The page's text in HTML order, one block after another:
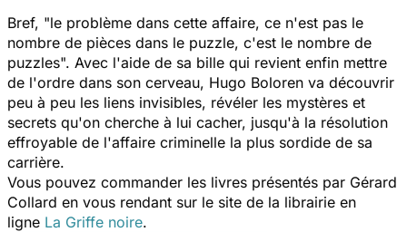
Bref, "le problème dans cette affaire, ce n'est pas le
nombre de pièces dans le puzzle, c'est le nombre de
puzzles". Avec l'aide de sa bille qui revient enfin mettre
de l'ordre dans son cerveau, Hugo Boloren va découvrir
peu à peu les liens invisibles, révéler les mystères et
secrets qu'on cherche à lui cacher, jusqu'à la résolution
effroyable de l'affaire criminelle la plus sordide de sa
carrière.
Vous pouvez commander les livres présentés par Gérard
Collard en vous rendant sur le site de la librairie en
ligne La Griffe noire.